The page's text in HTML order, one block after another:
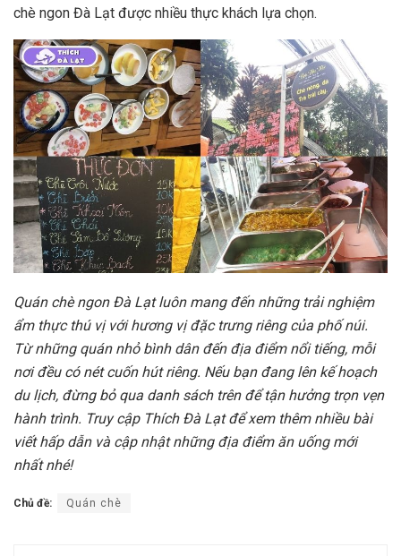
chè ngon Đà Lạt được nhiều thực khách lựa chọn.
Quán chè ngon Đà Lạt luôn mang đến những trải nghiệm
ẩm thực thú vị với hương vị đặc trưng riêng của phố núi.
Từ những quán nhỏ bình dân đến địa điểm nổi tiếng, mỗi
nơi đều có nét cuốn hút riêng. Nếu bạn đang lên kế hoạch
du lịch, đừng bỏ qua danh sách trên để tận hưởng trọn vẹn
hành trình. Truy cập Thích Đà Lạt để xem thêm nhiều bài
viết hấp dẫn và cập nhật những địa điểm ăn uống mới
nhất nhé!
Chủ đề: Quán chè